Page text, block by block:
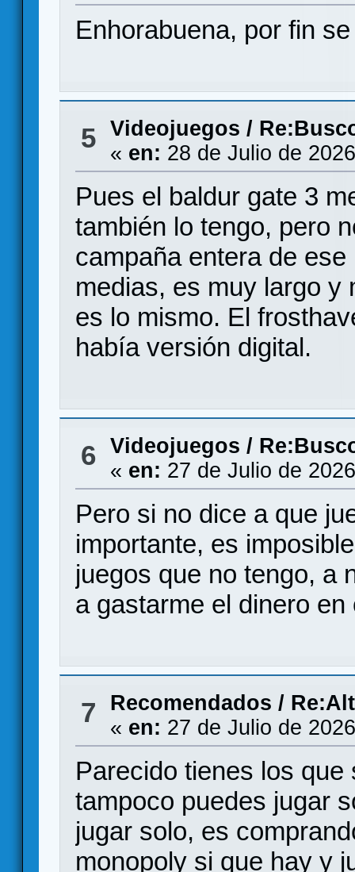
Enhorabuena, por fin
5 Videojuegos /
« en: 28 de Julio de
Pues el baldur gate 3
también lo tengo, pero
campaña entera de
medias, es muy largo y
es lo mismo. El
había versión digital.
6 Videojuegos /
« en: 27 de Julio de
Pero si no dice a que
importante, es
juegos que no tengo, a
a gastarme el dinero
7 Recomendados /
« en: 27 de Julio de
Parecido tienes los
tampoco puedes jugar
jugar solo, es
monopoly si que hay y